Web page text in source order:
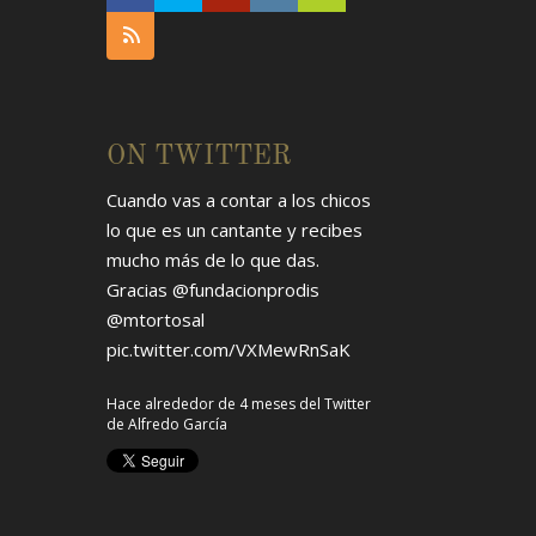
ON TWITTER
Cuando vas a contar a los chicos
lo que es un cantante y recibes
mucho más de lo que das.
Gracias@fundacionprodis
@mtortosal
pic.twitter.com/VXMewRnSaK
Hace alrededor de 4 meses del Twitter
deAlfredo García